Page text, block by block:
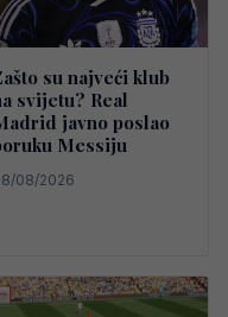
su najveći klub
svijetu? Real
javno poslao
Messiju
08/2026